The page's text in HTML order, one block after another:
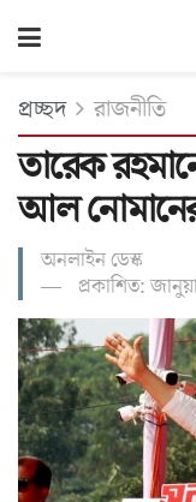
প্রচ্ছদ রাজনীতি
তারেক
আল
অনলাইন ডেস্ক
প্রকাশিত: